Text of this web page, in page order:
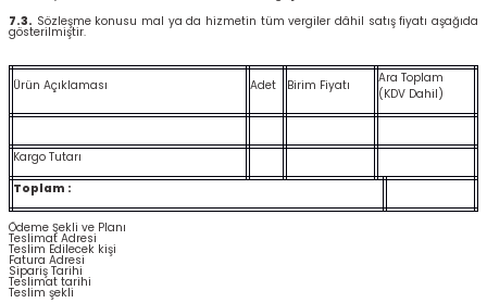
7.3. Sözleşme konusu mal ya da hizmetin tüm vergiler dâhil satış fiyatı aşağıda
gösterilmiştir.
Ürün Açıklaması Adet Birim Fiyatı
Ara Toplam
(KDV Dahil)
Kargo Tutarı
Toplam :
Ödeme Şekli ve Planı
Teslimat Adresi
Teslim Edilecek kişi
Fatura Adresi
Sipariş Tarihi
Teslimat tarihi
Teslim şekli